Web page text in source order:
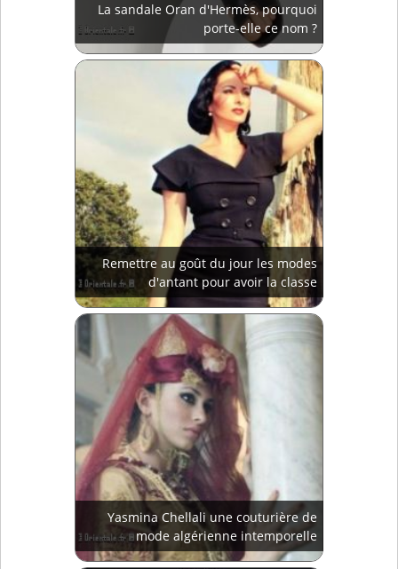
La sandale Oran d'Hermès, pourquoi
porte-elle ce nom ?
Remettre au goût du jour les modes
d'antant pour avoir la classe
Yasmina Chellali une couturière de
mode algérienne intemporelle